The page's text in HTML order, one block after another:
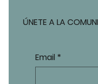
ÚNETE A LA
Email *